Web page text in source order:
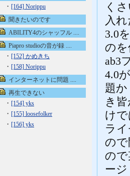
・ [164] Norippu
聞きたいのです
ABILITY4のシャッフル ....
Piapro studioの音が録 ....
・ [152] かめきち
・ [158] Norippu
インターネットに問題 ....
再生できない
・ [154] yks
・ [155] loosefolker
・ [156] yks
く
入
3.0
の
ab3
4.0
題
き
け
ラ
の
の
ー